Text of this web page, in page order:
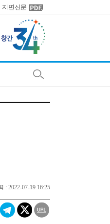
지면신문
: 2022-07-19 16:25